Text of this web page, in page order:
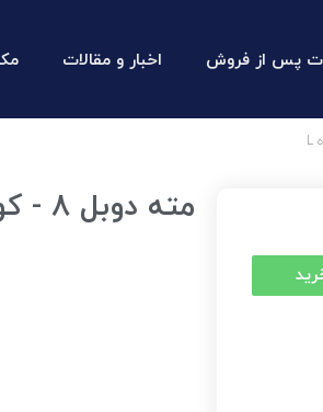
پس از فروش اخبار و مقالات
مته دوبل 8 - کوتاه L